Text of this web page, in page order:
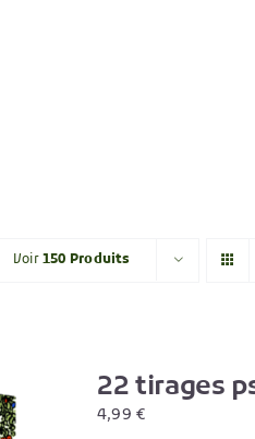
Voir150 Produits
22 tirages
4,99€